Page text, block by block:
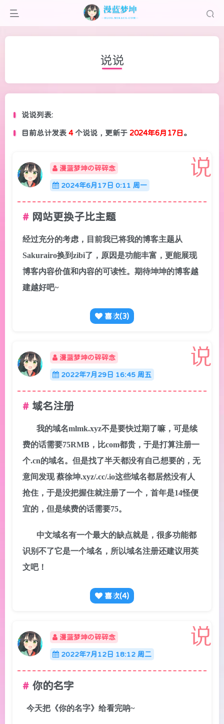
说说
说说列表:
目前总计发表 4个说说，更新于 2024年6月17日 。
漫蓝梦坤の碎碎念
2024年6月17日 0:11 周一
网站更换子比主题
经过充分的考虑，目前我已将我的博客主题从
Sakurairo换到zibi了，原因是功能丰富，更能展现
博客内容价值和内容的可读性。期待坤坤的博客越
建越好吧~
喜欢(3)
漫蓝梦坤の碎碎念
2022年7月29日 16:45 周五
域名注册
我的域名mlmk.xyz不是要快过期了嘛，可是续
费的话需要75RMB，比com都贵，于是打算注册一
个.cn的域名。但是找了半天都没有自己想要的，无
意间发现 蔡徐坤.xyz/.cc/.io这些域名都居然没有人
抢住，于是没把握住就注册了一个，首年是14怪便
宜的，但是续费的话需要75。
中文域名有一个最大的缺点就是，很多功能都
识别不了它是一个域名，所以域名注册还建议用英
文吧！
喜欢(4)
漫蓝梦坤の碎碎念
2022年7月12日 18:12 周二
你的名字
今天把《你的名字》给看完呐~